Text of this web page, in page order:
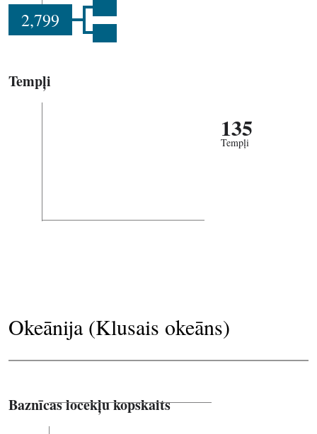
2,799
Tempļi
135
Tempļi
Okeānija (Klusais okeāns)
Baznīcas locekļu kopskaits